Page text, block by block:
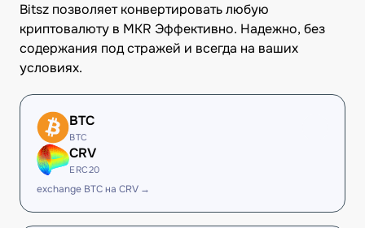
Bitsz позволяет конвертировать любую
криптовалюту в MKR Эффективно. Надежно, без
содержания под стражей и всегда на ваших
условиях.
BTC
BTC
CRV
ERC20
exchange BTC на CRV →